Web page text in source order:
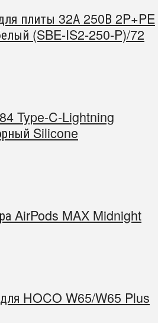
плиты 32А 250В 2P+PE
(SBE-IS2-250-P)/72
Type-C-Lightning
Silicone
AirPods MAX Midnight
HOCO W65/W65 Plus